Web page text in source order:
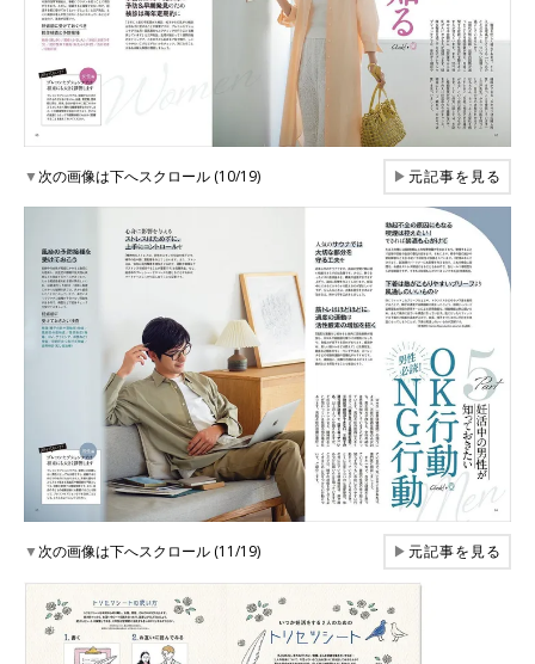
▼次の画像は下へスクロール (10/19) ▶元記事を見る
▼次の画像は下へスクロール (11/19) ▶元記事を見る